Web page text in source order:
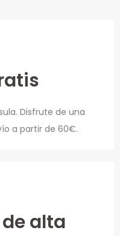
Disfrute de una
a partir de 60€.
alta